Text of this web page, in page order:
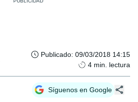
Publicado: 09/03/2018 14:15
4 min. lectura
Síguenos en Google